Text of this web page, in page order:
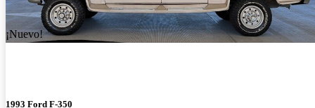
¡Nuevo!
1993 Ford F-350